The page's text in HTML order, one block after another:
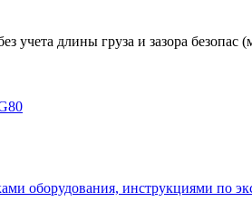
учета длины груза и зазора безопас
оборудования, инструкциями